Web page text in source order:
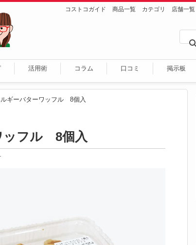
コストコガイド 商品一覧 カテゴリ 店舗一覧
活用術 コラム 口コミ 掲示板
ギーバターワッフル 8個入
ッフル 8個入